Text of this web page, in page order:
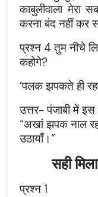
काबुलीवाला
करना बंद नहीं कर
प्रश्न 4 तुम नीचे
कहोगे?
‘पलक झपकते ही
उत्तर- पंजाबी में
“अखां झपक नाल
उठायाँ।”
सही
प्रश्न 1